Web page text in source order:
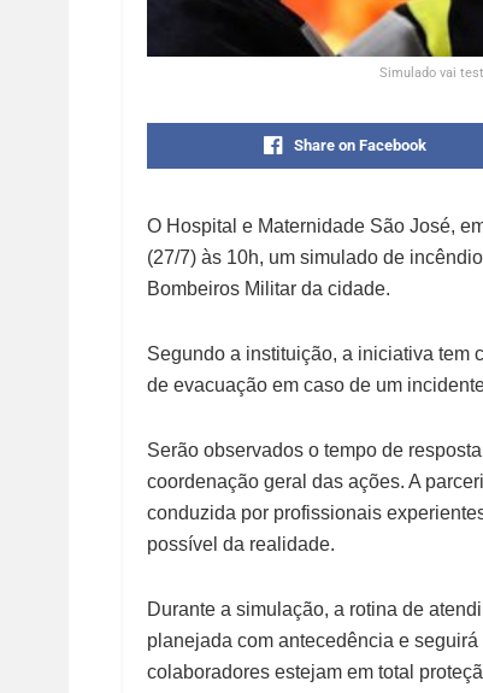
Simulado vai
Share on Facebook
O Hospital e Maternidade São José,
(27/7) às 10h, um simulado de
Bombeiros Militar da cidade.
Segundo a instituição, a iniciativa tem
de evacuação em caso de um
Serão observados o tempo de
coordenação geral das ações. A
conduzida por profissionais
possível da realidade.
Durante a simulação, a rotina de
planejada com antecedência e
colaboradores estejam em total